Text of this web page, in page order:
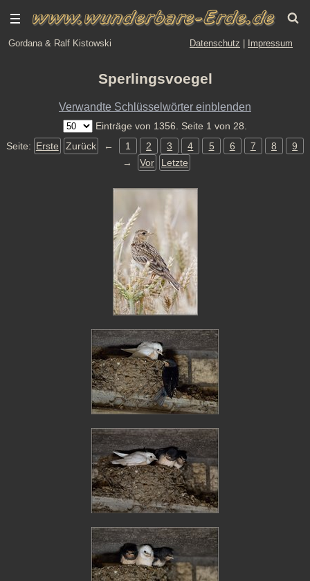
Gordana & Ralf Kistowski Datenschutz Impressum
Sperlingsvoegel
Verwandte Schlüsselwörter einblenden
Einträge von 1356. Seite 1 von 28.
Seite: Erste Zurück ← 1 2 3 4 5 6 7 8
9
→
Vor Letzte